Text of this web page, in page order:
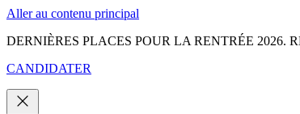
Aller au contenu principal
DERNIÈRES PLACES POUR LA RENTRÉE 2026.
CANDIDATER